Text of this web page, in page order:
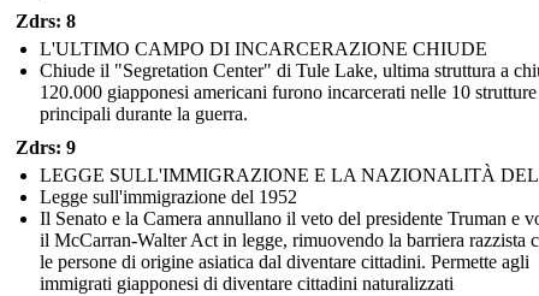
Zdrs: 8
L'ULTIMO CAMPO DI INCARCERAZIONE CHIUDE
Chiude il "Segretation Center" di Tule Lake, ultima struttura a
120.000 giapponesi americani furono incarcerati nelle 10 strutture
principali durante la guerra.
Zdrs: 9
LEGGE SULL'IMMIGRAZIONE E LA NAZIONALITÀ DEL
Legge sull'immigrazione del 1952
Il Senato e la Camera annullano il veto del presidente Truman e
il McCarran-Walter Act in legge, rimuovendo la barriera razzista
le persone di origine asiatica dal diventare cittadini. Permette agli
immigrati giapponesi di diventare cittadini naturalizzati